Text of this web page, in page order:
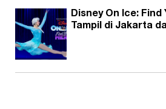
Disney On Ice: Find
Tampil di Jakarta